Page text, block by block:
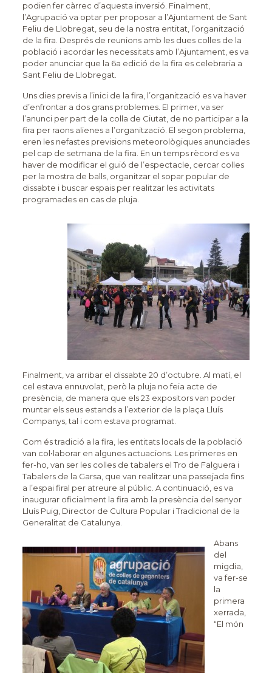
podien fer càrrec d’aquesta inversió. Finalment,
l’Agrupació va optar per proposar a l’Ajuntament de Sant
Feliu de Llobregat, seu de la nostra entitat, l’organització
de la fira. Després de reunions amb les dues colles de la
població i acordar les necessitats amb l’Ajuntament, es va
poder anunciar que la 6a edició de la fira es celebraria a
Sant Feliu de Llobregat.
Uns dies previs a l’inici de la fira, l’organització es va haver
d’enfrontar a dos grans problemes. El primer, va ser
l’anunci per part de la colla de Ciutat, de no participar a la
fira per raons alienes a l’organització. El segon problema,
eren les nefastes previsions meteorològiques anunciades
pel cap de setmana de la fira. En un temps rècord es va
haver de modificar el guió de l’espectacle, cercar colles
per la mostra de balls, organitzar el sopar popular de
dissabte i buscar espais per realitzar les activitats
programades en cas de pluja.
Finalment, va arribar el dissabte 20 d’octubre. Al matí, el
cel estava ennuvolat, però la pluja no feia acte de
presència, de manera que els 23 expositors van poder
muntar els seus estands a l’exterior de la plaça Lluís
Companys, tal i com estava programat.
Com és tradició a la fira, les entitats locals de la població
van col•laborar en algunes actuacions. Les primeres en
fer-ho, van ser les colles de tabalers el Tro de Falguera i
Tabalers de la Garsa, que van realitzar una passejada fins
a l’espai firal per atreure al públic. A continuació, es va
inaugurar oficialment la fira amb la presència del senyor
Lluís Puig, Director de Cultura Popular i Tradicional de la
Generalitat de Catalunya.
Abans
del
migdia,
va fer-se
la
primera
xerrada,
“El món